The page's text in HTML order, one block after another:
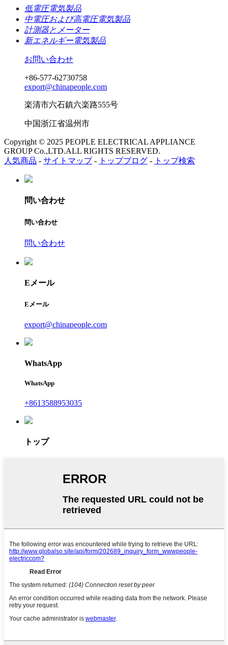
低電圧電気製品
中電圧および高電圧電気製品
計測器とメーター
新エネルギー電気製品
お問い合わせ
+86-577-62730758
export@chinapeople.com
楽清市六石鎮六楽路555号
中国浙江省温州市
Copyright © 2025 PEOPLE ELECTRICAL APPLIANCE
GROUP Co.,LTD.ALL RIGHTS RESERVED.
人気商品 - サイトマップ- トップブログ - トップ検索
問い合わせ
問い合わせ
問い合わせ
Eメール
Eメール
export@chinapeople.com
WhatsApp
WhatsApp
+8613588953035
トップ